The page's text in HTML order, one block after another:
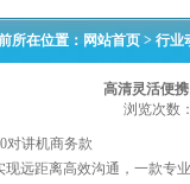
所在位置：网站首页>行业
高清灵活便
浏览次数
对讲机商务款
远距离高效沟通，一款专